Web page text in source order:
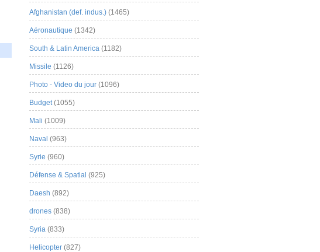
Afghanistan (def. indus.) (1465)
Aéronautique (1342)
South & Latin America (1182)
Missile (1126)
Photo - Video du jour (1096)
Budget(1055)
Mali (1009)
Naval (963)
Syrie (960)
Défense & Spatial (925)
Daesh (892)
drones (838)
Syria (833)
Helicopter (827)